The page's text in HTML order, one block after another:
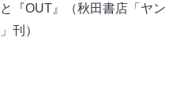
『OUT』（秋田書店「ヤン
刊）